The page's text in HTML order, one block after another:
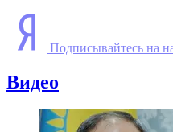
Подписывайтесь на
Видео